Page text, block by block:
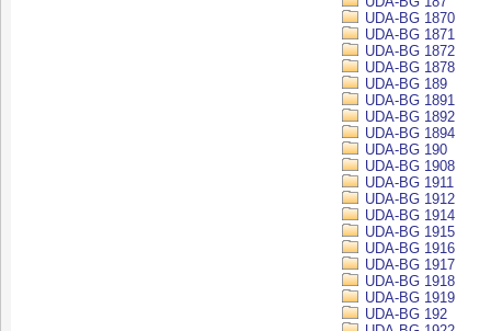
UDA-BG 1870
UDA-BG 1871
UDA-BG 1872
UDA-BG 1878
UDA-BG 189
UDA-BG 1891
UDA-BG 1892
UDA-BG 1894
UDA-BG 190
UDA-BG 1908
UDA-BG 1911
UDA-BG 1912
UDA-BG 1914
UDA-BG 1915
UDA-BG 1916
UDA-BG 1917
UDA-BG 1918
UDA-BG 1919
UDA-BG 192